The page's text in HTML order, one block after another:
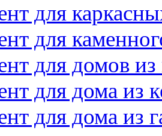
для
для
для домов из
для дома из
для дома из